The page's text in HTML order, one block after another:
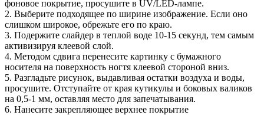
фоновое покрытие, просушите в UV/LED-лампе.
2. Выберите подходящее по ширине изображение. Если оно
слишком широкое, обрежьте его по краю.
3. Подержите слайдер в теплой воде 10-15 секунд, тем самым
активизируя клеевой слой.
4. Методом сдвига перенесите картинку с бумажного
носителя на поверхность ногтя клеевой стороной вниз.
5. Разгладьте рисунок, выдавливая остатки воздуха и воды,
просушите. Отступайте от края кутикулы и боковых валиков
на 0,5-1 мм, оставляя место для запечатывания.
6. Нанесите закрепляющее верхнее покрытие